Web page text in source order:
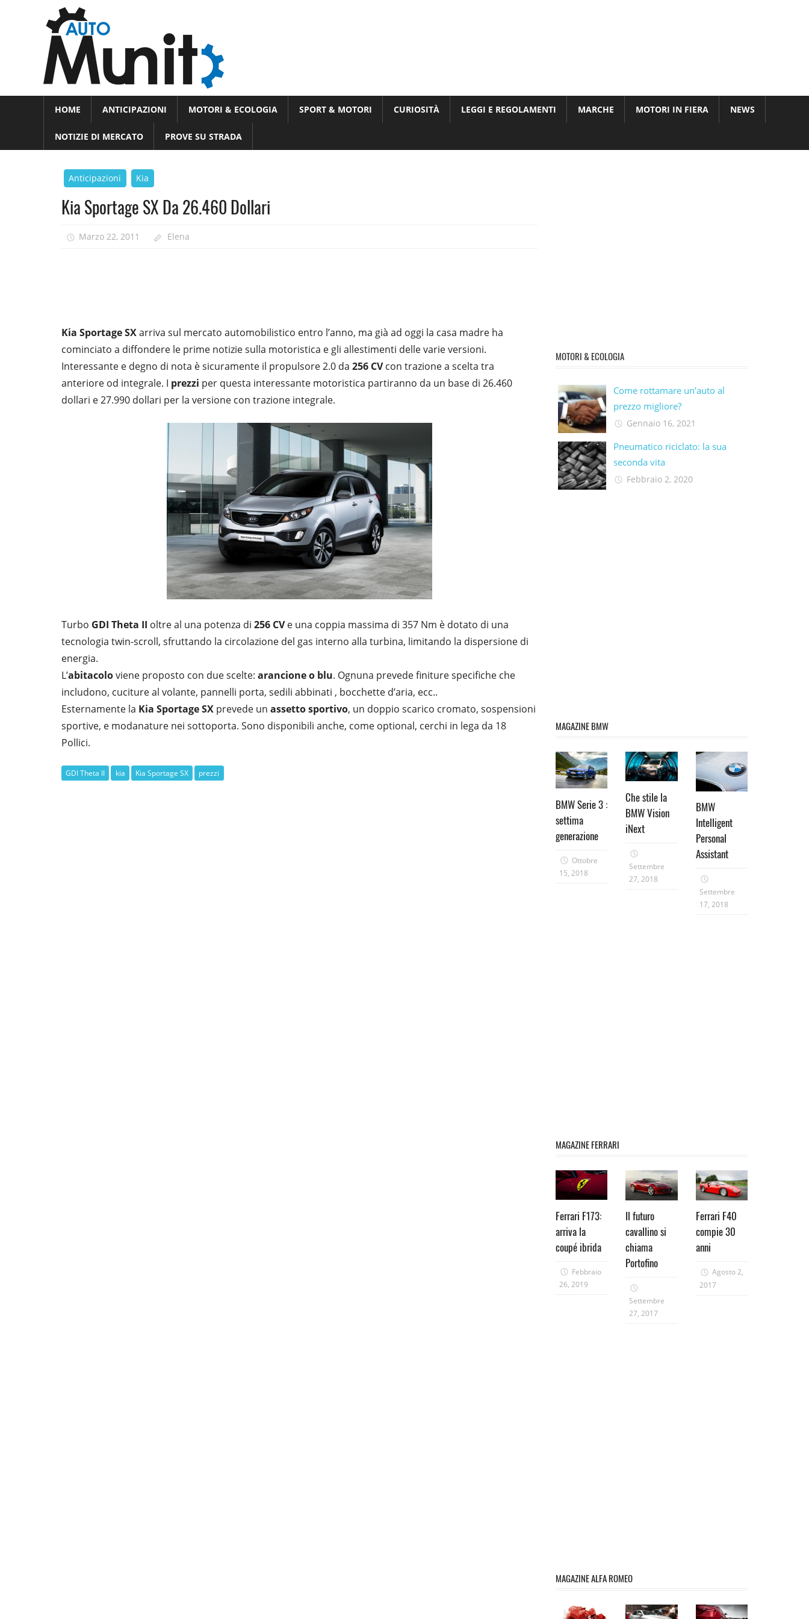
e
motori
Novità
dal
HOME ANTICIPAZIONI MOTORI & ECOLOGIA SPORT & MOTORI CURIOSITÀ LEGGI E REGOLAMENTI MARCHE MOTORI IN FIERA NEWS
NOTIZIE DI MERCATO PROVE SU STRADA
Anticipazioni Kia
Kia Sportage SX Da 26.460 Dollari
Marzo 22, 2011 Elena
Kia Sportage SXarriva sul mercato automobilistico entro l’anno, ma già ad oggi la casa madre ha
cominciato a diffondere le prime notizie sulla motoristica e gli allestimenti delle varie versioni.
Interessante e degno di nota è sicuramente il propulsore 2.0 da 256 CVcon trazione a scelta tra
anteriore od integrale. I prezzi per questa interessante motoristica partiranno da un base di 26.460
dollari e 27.990 dollari per la versione con trazione integrale.
Turbo GDI Theta II oltre al una potenza di 256 CVe una coppia massima di 357 Nm è dotato di una
tecnologia twin-scroll, sfruttando la circolazione del gas interno alla turbina, limitando la dispersione di
energia.
L’abitacoloviene proposto con due scelte: arancione o blu. Ognuna prevede finiture specifiche che
includono, cuciture al volante, pannelli porta, sedili abbinati , bocchette d’aria, ecc..
Esternamente la Kia Sportage SX prevede un assetto sportivo, un doppio scarico cromato, sospensioni
sportive, e modanature nei sottoporta. Sono disponibili anche, come optional, cerchi in lega da 18
Pollici.
GDI Theta II kia Kia Sportage SX prezzi
MOTORI & ECOLOGIA
Come rottamare un’auto al
prezzo migliore?
Gennaio 16, 2021
Pneumatico riciclato: la sua
seconda vita​
Febbraio 2, 2020
MAGAZINE BMW
BMW Serie 3 :
settima
generazione
Ottobre
15, 2018
Che stile la
BMW Vision
iNext
Settembre
27, 2018
BMW
Intelligent
Personal
Assistant
Settembre
17, 2018
MAGAZINE FERRARI
Ferrari F173:
arriva la
coupé ibrida
Febbraio
26, 2019
Il futuro
cavallino si
chiama
Portofino
Settembre
27, 2017
Ferrari F40
compie 30
anni
Agosto 2,
2017
MAGAZINE ALFA ROMEO